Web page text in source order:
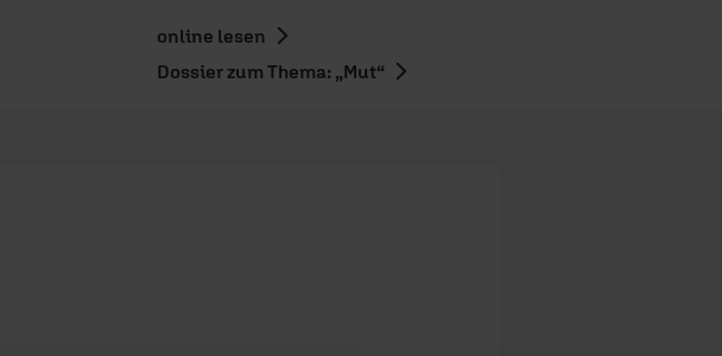
online lesen
Dossier zum Thema: „Mut“